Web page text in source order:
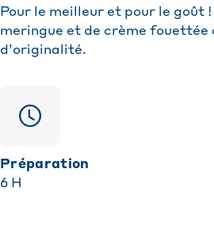
Pour le meilleur et pour le goût
meringue et de crème fouettée
d’originalité.
Préparation
6 H